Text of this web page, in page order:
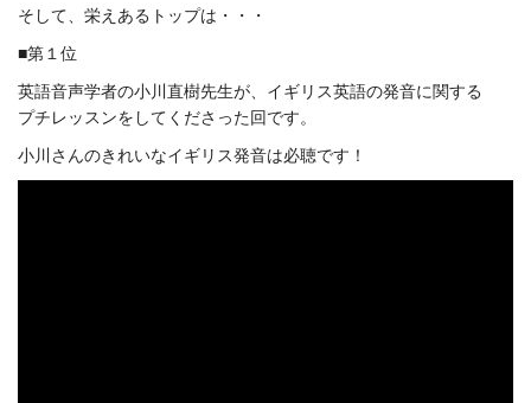
そして、栄えあるトップは・・・
■第１位
英語音声学者の小川直樹先生が、イギリス英語の発音に関する
プチレッスンをしてくださった回です。
小川さんのきれいなイギリス発音は必聴です！